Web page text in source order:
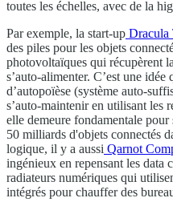
toutes les échelles, avec de la
Par exemple, la start-up Dracula
des piles pour les objets
photovoltaïques qui récupèrent
s’auto-alimenter. C’est une idée
d’autopoïèse (système auto-
s’auto-maintenir en utilisant les
elle demeure fondamentale
50 milliards d'objets connectés
logique, il y a aussi Qarnot
ingénieux en repensant les data
radiateurs numériques qui
intégrés pour chauffer des